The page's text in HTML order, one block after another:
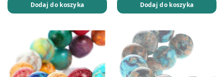
Dodaj do koszyka Dodaj do koszyka